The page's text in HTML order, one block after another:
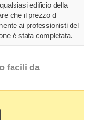
edificio della
che il prezzo di
ai professionisti del
è stata completata.
facili da